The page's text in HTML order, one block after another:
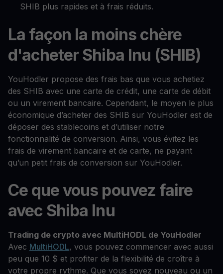
SHIB plus rapides et à frais réduits.
La façon la moins chère
d'acheter Shiba Inu (SHIB)
YouHodler propose des frais bas que vous achetiez
des SHIB avec une carte de crédit, une carte de débit
ou un virement bancaire. Cependant, le moyen le plus
économique d’acheter des SHIB sur YouHodler est de
déposer des stablecoins et d’utiliser notre
fonctionnalité de conversion. Ainsi, vous évitez les
frais de virement bancaire et de carte, ne payant
qu’un petit frais de conversion sur YouHodler.
Ce que vous pouvez faire
avec Shiba Inu
Trading de crypto avec MultiHODL de YouHodler
Avec MultiHODL, vous pouvez commencer avec aussi
peu que 10 $ et profiter de la flexibilité de croître à
votre propre rythme. Que vous soyez nouveau ou un